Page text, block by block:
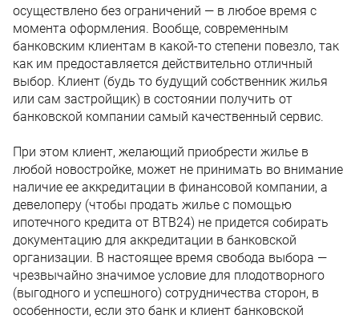
осуществлено без ограничений — в любое время с
момента оформления. Вообще, современным
банковским клиентам в какой-то степени повезло, так
как им предоставляется действительно отличный
выбор. Клиент (будь то будущий собственник жилья
или сам застройщик) в состоянии получить от
банковской компании самый качественный сервис.
При этом клиент, желающий приобрести жилье в
любой новостройке, может не принимать во внимание
наличие ее аккредитации в финансовой компании, а
девелоперу (чтобы продать жилье с помощью
ипотечного кредита от ВТВ24) не придется собирать
документацию для аккредитации в банковской
организации. В настоящее время свобода выбора —
чрезвычайно значимое условие для плодотворного
(выгодного и успешного) сотрудничества сторон, в
особенности, если это банк и клиент банковской